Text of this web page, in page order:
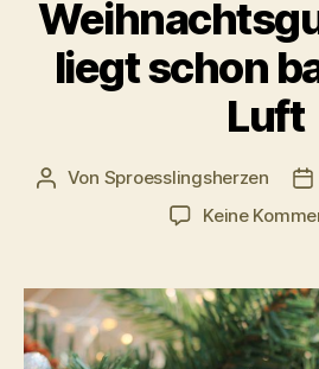
liegt schon
Luft
Beitragsautor
Von Sproesslingsherzen
Keine